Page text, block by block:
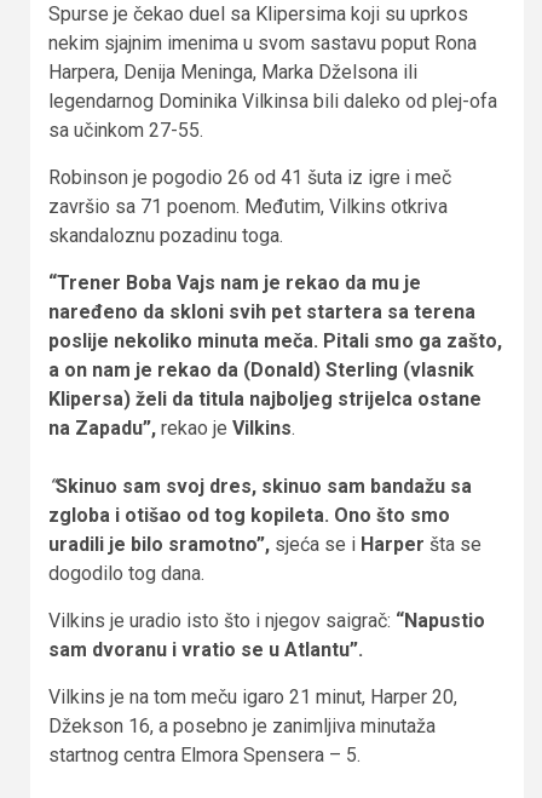
Spurse je čekao duel sa Klipersima koji su uprkos
nekim sjajnim imenima u svom sastavu poput Rona
Harpera, Denija Meninga, Marka Dželsona ili
legendarnog Dominika Vilkinsa bili daleko od plej-ofa
sa učinkom 27-55.
Robinson je pogodio 26 od 41 šuta iz igre i meč
završio sa 71 poenom. Međutim, Vilkins otkriva
skandaloznu pozadinu toga.
“Trener Boba Vajs nam je rekao da mu je
naređeno da skloni svih pet startera sa terena
poslije nekoliko minuta meča. Pitali smo ga zašto,
a on nam je rekao da (Donald) Sterling (vlasnik
Klipersa) želi da titula najboljeg strijelca ostane
na Zapadu”, rekao je Vilkins.
“Skinuo sam svoj dres, skinuo sam bandažu sa
zgloba i otišao od tog kopileta. Ono što smo
uradili je bilo sramotno”, sjeća se i Harper šta se
dogodilo tog dana.
Vilkins je uradio isto što i njegov saigrač: “Napustio
sam dvoranu i vratio se u Atlantu”.
Vilkins je na tom meču igaro 21 minut, Harper 20,
Džekson 16, a posebno je zanimljiva minutaža
startnog centra Elmora Spensera – 5.